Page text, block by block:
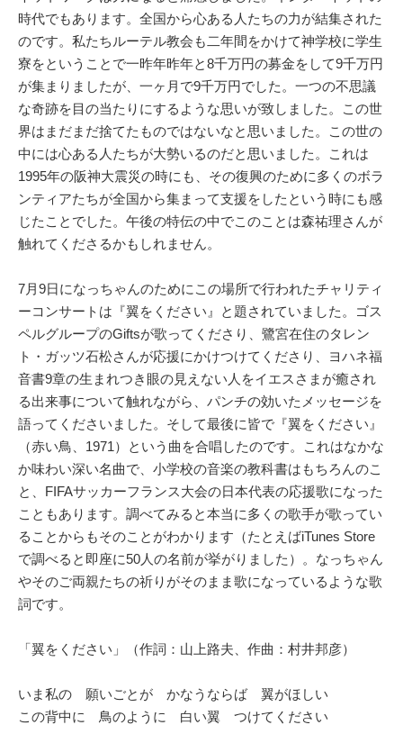
時代でもあります。全国から心ある人たちの力が結集された
のです。私たちルーテル教会も二年間をかけて神学校に学生
寮をということで一昨年昨年と8千万円の募金をして9千万円
が集まりましたが、一ヶ月で9千万円でした。一つの不思議
な奇跡を目の当たりにするような思いが致しました。この世
界はまだまだ捨てたものではないなと思いました。この世の
中には心ある人たちが大勢いるのだと思いました。これは
1995年の阪神大震災の時にも、その復興のために多くのボラ
ンティアたちが全国から集まって支援をしたという時にも感
じたことでした。午後の特伝の中でこのことは森祐理さんが
触れてくださるかもしれません。
7月9日になっちゃんのためにこの場所で行われたチャリティ
ーコンサートは『翼をください』と題されていました。ゴス
ペルグループのGiftsが歌ってくださり、鷺宮在住のタレン
ト・ガッツ石松さんが応援にかけつけてくださり、ヨハネ福
音書9章の生まれつき眼の見えない人をイエスさまが癒され
る出来事について触れながら、パンチの効いたメッセージを
語ってくださいました。そして最後に皆で『翼をください』
（赤い鳥、1971）という曲を合唱したのです。これはなかな
か味わい深い名曲で、小学校の音楽の教科書はもちろんのこ
と、FIFAサッカーフランス大会の日本代表の応援歌になった
こともあります。調べてみると本当に多くの歌手が歌ってい
ることからもそのことがわかります（たとえばiTunes Store
で調べると即座に50人の名前が挙がりました）。なっちゃん
やそのご両親たちの祈りがそのまま歌になっているような歌
詞です。
「翼をください」（作詞：山上路夫、作曲：村井邦彦）
いま私の 願いごとが かなうならば 翼がほしい
この背中に 鳥のように 白い翼 つけてください